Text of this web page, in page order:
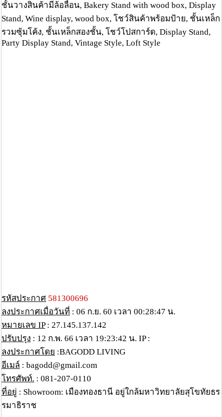
ชั้นวางสินค้ามีล้อลื่อน, Bakery Stand with wood box, Display
Stand, Wine display, wood box, โชว์สินค้าพร้อมป้าย, ชั้นเหล็ก
รวมซุ้มโค้ง, ชั้นเหล็กสองชั้น, โชว์โปสการ์ด, Display Stand,
Party Display Stand, Vintage Style, Loft Style
รหัสประกาศ 581300696
ลงประกาศเมื่อวันที่ : 06 ก.ย. 60 เวลา 00:28:47 น.
หมายเลข IP: 27.145.137.142
ปรับปรุง : 12 ก.พ. 66 เวลา 19:23:42 น. IP :
ลงประกาศโดย :BAGODD LIVING
อีเมล์ : bagodd@gmail.com
โทรศัพท์. : 081-207-0110
ที่อยู่ : Showroom: เมืองทองธานี อยู่ใกล้มหาวิทยาลัยสุโขทัยธร
รมาธิราช